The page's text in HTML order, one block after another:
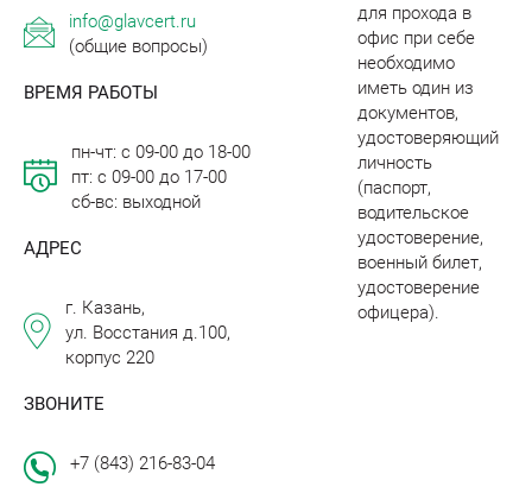
info@glavcert.ru
(общие вопросы)
ВРЕМЯ РАБОТЫ
пн-чт: с 09-00 до 18-00
пт: с 09-00 до 17-00
сб-вс: выходной
АДРЕС
г. Казань,
ул. Восстания д.100,
корпус 220
ЗВОНИТЕ
+7 (843) 216-83-04
для прохода в
офис при себе
необходимо
иметь один из
документов,
удостоверяющий
личность
(паспорт,
водительское
удостоверение,
военный билет,
удостоверение
офицера).